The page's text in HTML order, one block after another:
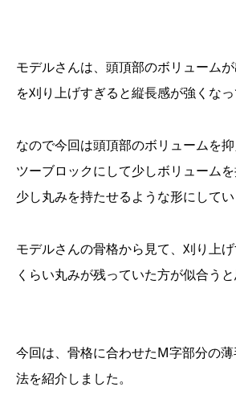
モデルさんは、頭頂部のボリューム
を刈り上げすぎると縦長感が強くなっ
なので今回は頭頂部のボリュームを
ツーブロックにして少しボリュームを
少し丸みを持たせるような形にしてい
モデルさんの骨格から見て、刈り上
くらい丸みが残っていた方が似合うと
今回は、骨格に合わせたM字部分の
法を紹介しました。